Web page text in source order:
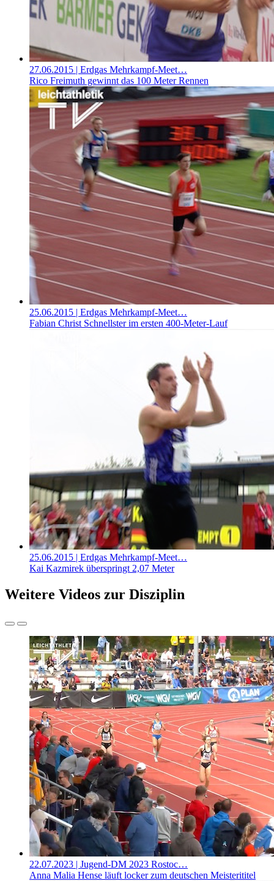
27.06.2015 | Erdgas Mehrkampf-Meet…
Rico Freimuth gewinnt das 100 Meter Rennen
25.06.2015 | Erdgas Mehrkampf-Meet…
Fabian Christ Schnellster im ersten 400-Meter-Lauf
25.06.2015 | Erdgas Mehrkampf-Meet…
Kai Kazmirek überspringt 2,07 Meter
Weitere Videos zur Disziplin
22.07.2023 | Jugend-DM 2023 Rostoc…
Anna Malia Hense läuft locker zum deutschen Meisterititel